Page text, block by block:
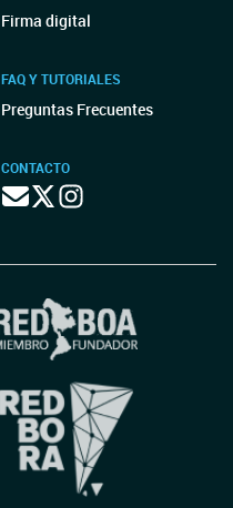
Firma digital
FAQ Y TUTORIALES
Preguntas Frecuentes
CONTACTO